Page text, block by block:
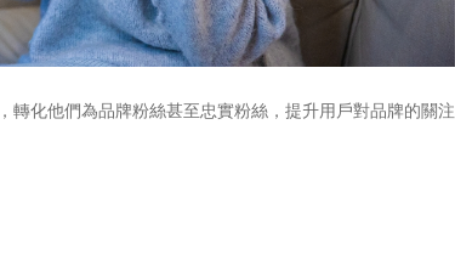
化他們為品牌粉絲甚至忠實粉絲，提升用戶對品牌的關注